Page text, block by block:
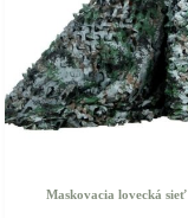
Maskovacia lovecká sieť